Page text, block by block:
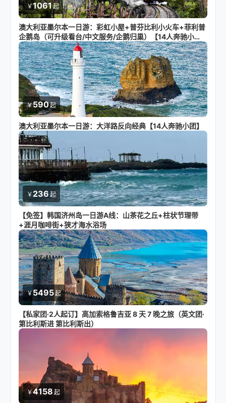
￥1061起
澳大利亚墨尔本一日游：彩虹小屋+普芬比利小火车+菲利普
企鹅岛（可升级看台/中文服务/企鹅归巢）【14人奔驰小
团】
￥590起
澳大利亚墨尔本一日游：大洋路反向经典【14人奔驰小团】
￥236 起
【免签】韩国济州岛一日游A线：山茶花之丘+柱状节理带
+涯月咖啡街+狭才海水浴场
￥5495起
【私家团·2人起订】高加索格鲁吉亚 8 天 7 晚之旅（英文团·
第比利斯进 第比利斯出）
￥4158 起